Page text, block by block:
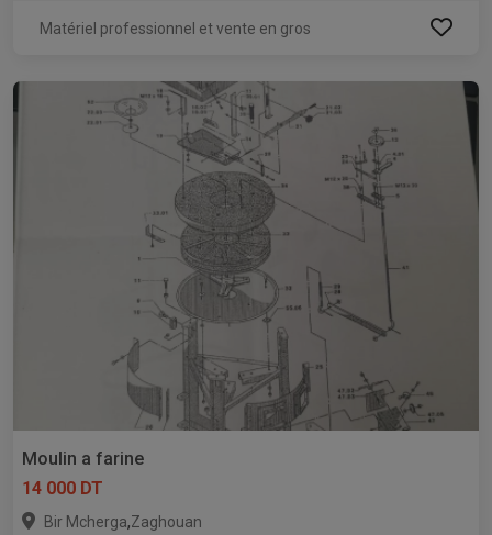
Matériel professionnel et vente en gros
Moulin a farine
14 000 DT
Bir Mcherga,Zaghouan